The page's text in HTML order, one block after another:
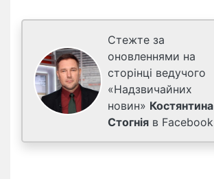
Стежте за
оновленнями на
сторінці ведучого
«Надзвичайних
новин» Костянтина
Стогнія в Facebook